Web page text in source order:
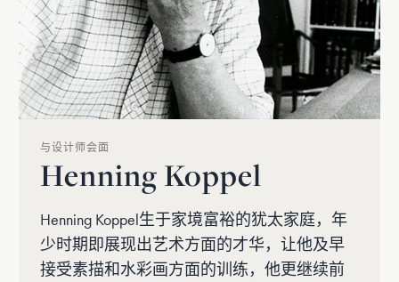
与设计师会面
Henning Koppel
Henning Koppel生于家境富裕的犹太家庭，年
少时期即展现出艺术方面的才华，让他及早
接受素描和水彩画方面的训练，他更继续前